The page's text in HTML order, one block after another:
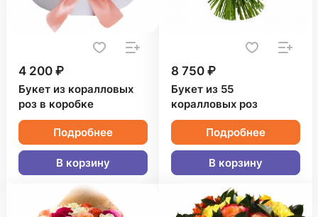
4 200 ₽
Букет из коралловых
роз в коробке
Подробнее
В корзину
8 750 ₽
Букет из 55
коралловых роз
Подробнее
В корзину